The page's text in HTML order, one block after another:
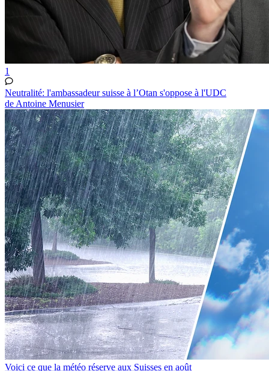
1
Neutralité: l'ambassadeur suisse à l’Otan s'oppose à l'UDC
de Antoine Menusier
Voici ce que la météo réserve aux Suisses en août